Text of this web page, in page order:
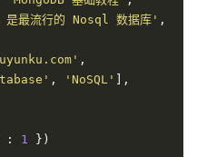
是最流行的 Nosql 数据库' ,
,
, 'NoSQL'
],
: 1 })